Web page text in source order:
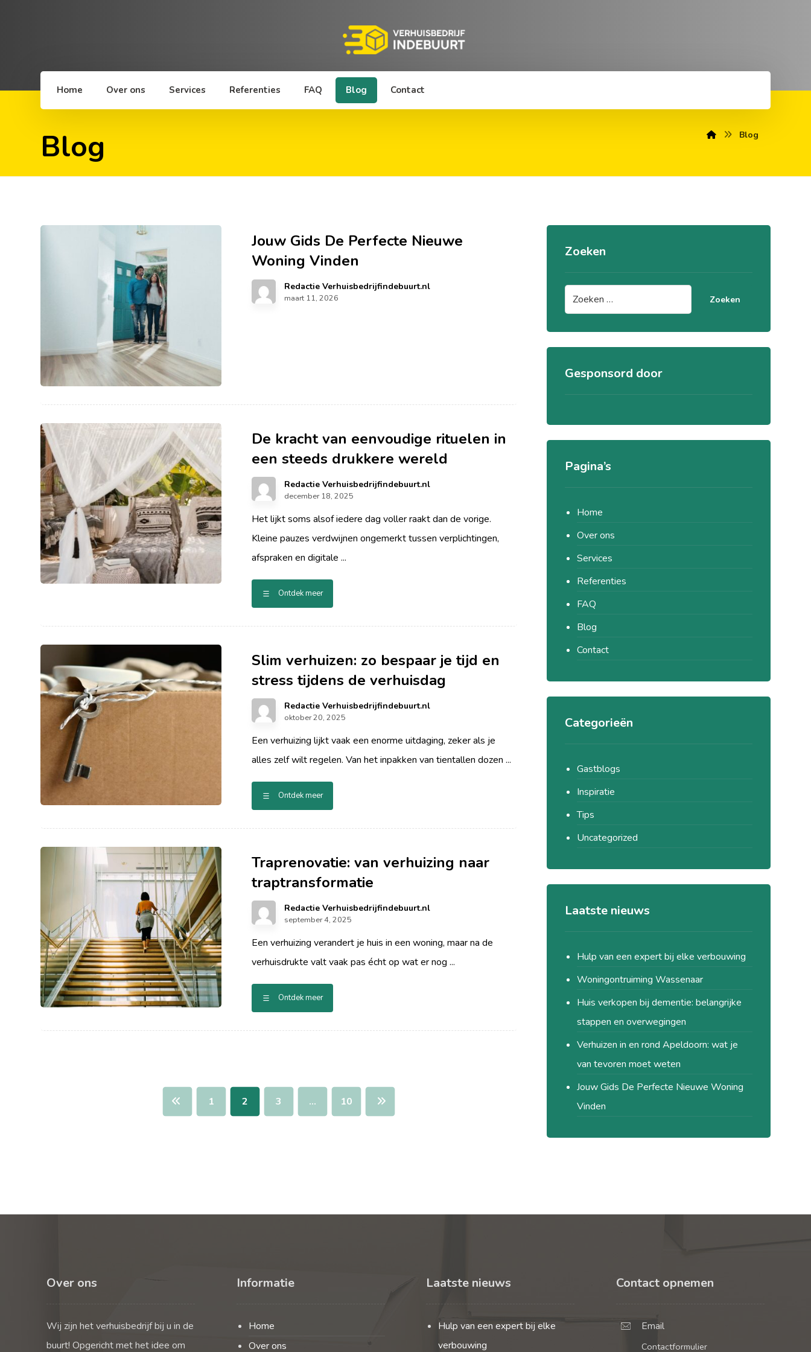
Home Over ons Services Referenties FAQ Blog Contact
Blog Blog
Jouw Gids De Perfecte Nieuwe
Woning Vinden
Redactie Verhuisbedrijfindebuurt.nl
maart 11, 2026
De kracht van eenvoudige rituelen in
een steeds drukkere wereld
Redactie Verhuisbedrijfindebuurt.nl
december 18, 2025
Het lijkt soms alsof iedere dag voller raakt dan de vorige.
Kleine pauzes verdwijnen ongemerkt tussen verplichtingen,
afspraken en digitale ...
Ontdek meer
Slim verhuizen: zo bespaar je tijd en
stress tijdens de verhuisdag
Redactie Verhuisbedrijfindebuurt.nl
oktober 20, 2025
Een verhuizing lijkt vaak een enorme uitdaging, zeker als je
alles zelf wilt regelen. Van het inpakken van tientallen dozen ...
Ontdek meer
Traprenovatie: van verhuizing naar
traptransformatie
Redactie Verhuisbedrijfindebuurt.nl
september 4, 2025
Een verhuizing verandert je huis in een woning, maar na de
verhuisdrukte valt vaak pas écht op wat er nog ...
Ontdek meer
1 2 3 … 10
Zoeken
Zoeken
Gesponsord door
Pagina’s
Home
Over ons
Services
Referenties
FAQ
Blog
Contact
Categorieën
Gastblogs
Inspiratie
Tips
Uncategorized
Laatste nieuws
Hulp van een expert bij elke verbouwing
Woningontruiming Wassenaar
Huis verkopen bij dementie: belangrijke
stappen en overwegingen
Verhuizen in en rond Apeldoorn: wat je
van tevoren moet weten
Jouw Gids De Perfecte Nieuwe Woning
Vinden
Over ons
Wij zijn het verhuisbedrijf bij u in de
buurt! Opgericht met het idee om
Informatie
Home
Over ons
Laatste nieuws
Hulp van een expert bij elke
verbouwing
Contact opnemen
Email
Contactformulier